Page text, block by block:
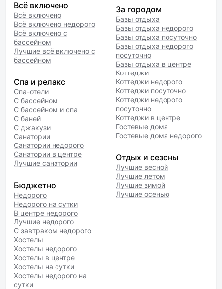
Всё включено
Всё включено
Всё включено недорого
Всё включено с
бассейном
Лучшие всё включено с
бассейном
Спа и релакс
Спа-отели
С бассейном
С бассейном и спа
С баней
С джакузи
Санатории
Санатории недорого
Санатории в центре
Лучшие санатории
Бюджетно
Недорого
Недорого на сутки
В центре недорого
Лучшие недорого
С завтраком недорого
Хостелы
Хостелы недорого
Хостелы в центре
Хостелы на сутки
Хостелы недорого на
сутки
За городом
Базы отдыха
Базы отдыха недорого
Базы отдыха посуточно
Базы отдыха недорого
посуточно
Базы отдыха в центре
Коттеджи
Коттеджи недорого
Коттеджи посуточно
Коттеджи недорого
посуточно
Коттеджи в центре
Гостевые дома
Гостевые дома недорого
Отдых и сезоны
Лучшие весной
Лучшие летом
Лучшие зимой
Лучшие осенью